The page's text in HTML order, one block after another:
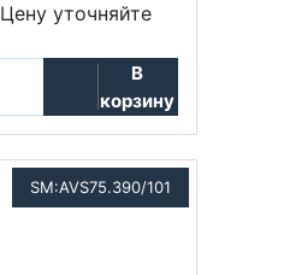
Цену уточняйте
В
корзину
SM:AVS75.390/101